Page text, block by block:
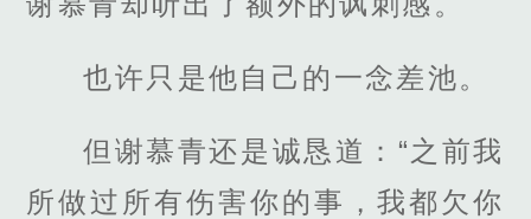
也许只是他自己的一念差池。
但谢慕青还是诚恳道：“之前我
所做过所有伤害你的事，我都欠你